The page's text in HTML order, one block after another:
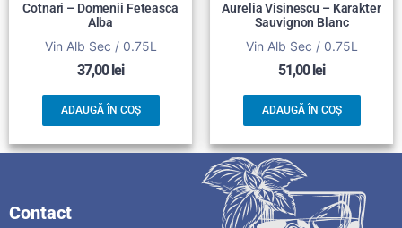
Cotnari – Domenii Feteasca
Alba
Vin Alb Sec / 0.75L
37,00 lei
ADAUGĂ ÎN COȘ
Aurelia Visinescu – Karakter
Sauvignon Blanc
Vin Alb Sec / 0.75L
51,00 lei
ADAUGĂ ÎN COȘ
Contact